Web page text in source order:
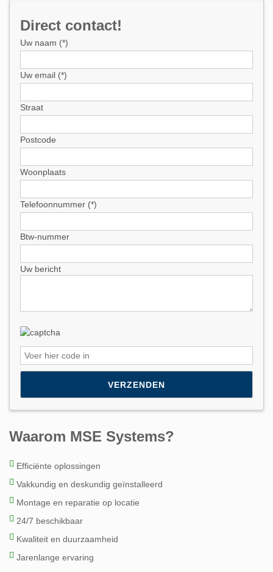
Direct contact!
Uw naam (*)
Uw email (*)
Straat
Postcode
Woonplaats
Telefoonnummer (*)
Btw-nummer
Uw bericht
Waarom MSE Systems?
Efficiënte oplossingen
Vakkundig en deskundig geïnstalleerd
Montage en reparatie op locatie
24/7 beschikbaar
Kwaliteit en duurzaamheid
Jarenlange ervaring